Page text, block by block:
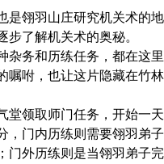
翎羽山庄研究机关术的地
了解机关术的奥秘。
务和历练任务，都在这里
嘱咐，也让这片隐藏在竹林
领取师门任务，开始一天
，门内历练则需要翎羽弟子
门外历练则是当翎羽弟子完